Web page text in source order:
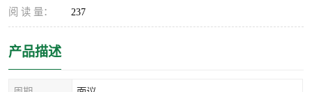
阅 读 量： 237
产品描述